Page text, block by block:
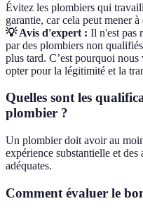
Évitez les plombiers qui
garantie, car cela peut mener
💡 Avis d'expert : Il n'est pas
par des plombiers non
plus tard. C’est pourquoi
opter pour la légitimité et la
Quelles sont les
plombier ?
Un plombier doit avoir au
expérience substantielle et des
adéquates.
Comment évaluer le